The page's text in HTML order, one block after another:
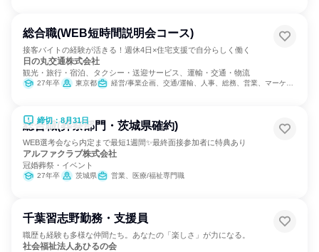
総合職(WEB短時間説明会コース)
接客バイトの経験が活きる！週休4日×住宅支援で自分らしく働く
日の丸交通株式会社
観光・旅行・宿泊、タクシー・送迎サービス、運輸・交通・物流
27年卒 東京都 経営/事業企画、交通/運輸、人事、総務、営業、マーケティング・広告・宣伝
締切：8月31日
総合職(葬祭部門・茨城県確約)
WEB選考会なら内定まで最短1週間✨最終面接参加者に特典あり
アルファクラブ株式会社
冠婚葬祭・イベント
27年卒 茨城県 営業、医療/福祉専門職
千葉習志野勤務・支援員
職歴も経験も多様な仲間たち。あなたの「楽しさ」が力になる。
社会福祉法人あひるの会